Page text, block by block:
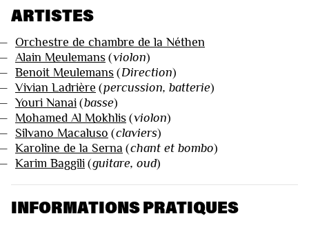
ARTISTES
Orchestre de chambre de la Néthen
Alain Meulemans (violon)
Benoit Meulemans (Direction)
Vivian Ladrière (percussion, batterie)
Youri Nanai (basse)
Mohamed Al Mokhlis (violon)
Silvano Macaluso (claviers)
Karoline de la Serna (chant et bombo)
Karim Baggili (guitare, oud)
INFORMATIONS PRATIQUES